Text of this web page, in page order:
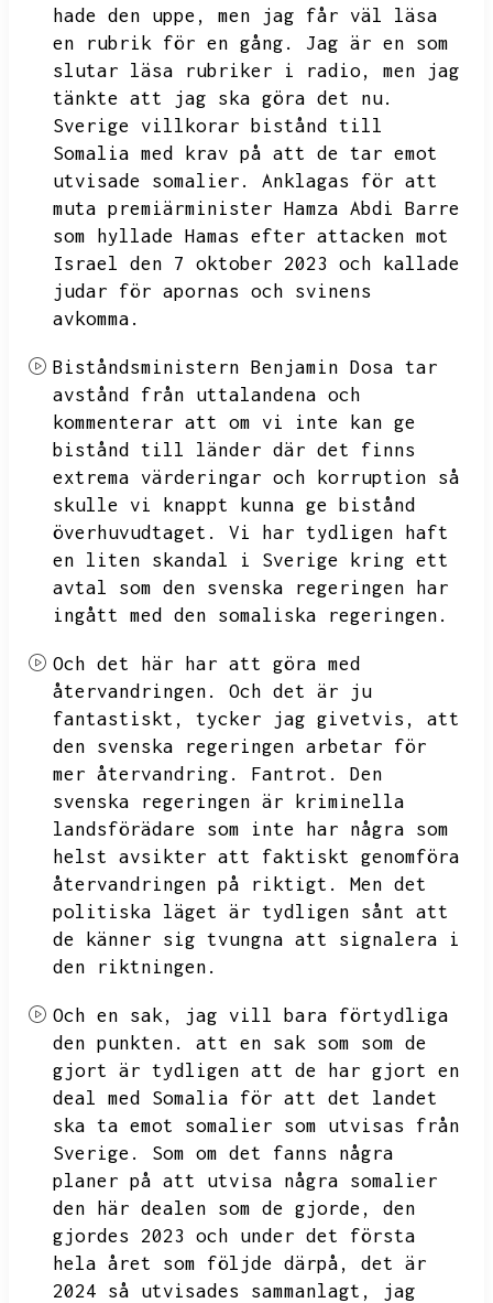
hade den uppe,
men jag får väl läsa
en rubrik för en gång.
Jag är en som
slutar läsa rubriker i radio,
men jag
tänkte att jag ska göra det nu.
Sverige villkorar bistånd till
Somalia med krav på att de tar emot
utvisade somalier.
Anklagas för att
muta premiärminister Hamza Abdi Barre
som hyllade Hamas efter attacken mot
Israel den 7 oktober 2023 och kallade
judar för apornas och svinens
avkomma.
Biståndsministern Benjamin Dosa tar
avstånd från uttalandena och
kommenterar att om vi inte kan ge
bistånd till länder där det finns
extrema värderingar och korruption så
skulle vi knappt kunna ge bistånd
överhuvudtaget.
Vi har tydligen haft
en liten skandal i Sverige kring ett
avtal som den svenska regeringen har
ingått med den somaliska regeringen.
Och det här har att göra med
återvandringen.
Och det är ju
fantastiskt,
tycker jag givetvis,
att
den svenska regeringen arbetar för
mer återvandring.
Fantrot.
Den
svenska regeringen är kriminella
landsförädare som inte har några som
helst avsikter att faktiskt genomföra
återvandringen på riktigt.
Men det
politiska läget är tydligen sånt att
de känner sig tvungna att signalera i
den riktningen.
Och en sak,
jag vill bara förtydliga
den punkten.
att en sak som som de
gjort är tydligen att de har gjort en
deal med Somalia för att det landet
ska ta emot somalier som utvisas från
Sverige.
Som om det fanns några
planer på att utvisa några somalier
den här dealen som de gjorde,
den
gjordes 2023 och under det första
hela året som följde därpå,
det är
2024 så utvisades sammanlagt,
jag